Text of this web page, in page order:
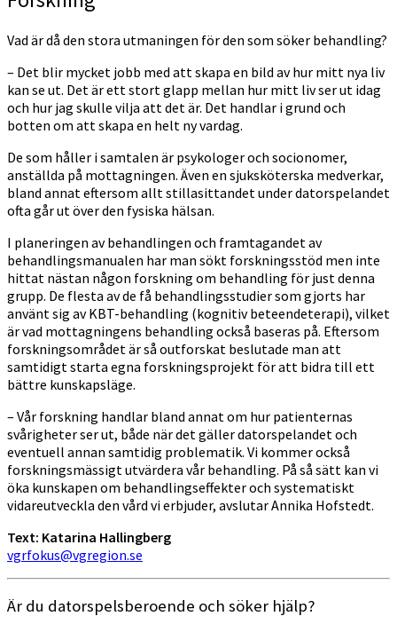
Vad är då den stora utmaningen för den som söker behandling?
– Det blir mycket jobb med att skapa en bild av hur mitt nya liv
kan se ut. Det är ett stort glapp mellan hur mitt liv ser ut idag
och hur jag skulle vilja att det är. Det handlar i grund och
botten om att skapa en helt ny vardag.
De som håller i samtalen är psykologer och socionomer,
anställda på mottagningen. Även en sjuksköterska medverkar,
bland annat eftersom allt stillasittandet under datorspelandet
ofta går ut över den fysiska hälsan.
I planeringen av behandlingen och framtagandet av
behandlingsmanualen har man sökt forskningsstöd men inte
hittat nästan någon forskning om behandling för just denna
grupp. De flesta av de få behandlingsstudier som gjorts har
använt sig av KBT-behandling (kognitiv beteendeterapi), vilket
är vad mottagningens behandling också baseras på. Eftersom
forskningsområdet är så outforskat beslutade man att
samtidigt starta egna forskningsprojekt för att bidra till ett
bättre kunskapsläge.
– Vår forskning handlar bland annat om hur patienternas
svårigheter ser ut, både när det gäller datorspelandet och
eventuell annan samtidig problematik. Vi kommer också
forskningsmässigt utvärdera vår behandling. På så sätt kan vi
öka kunskapen om behandlingseffekter och systematiskt
vidareutveckla den vård vi erbjuder, avslutar Annika Hofstedt.
Text: Katarina Hallingberg
vgrfokus@vgregion.se
Är du datorspelsberoende och söker hjälp?